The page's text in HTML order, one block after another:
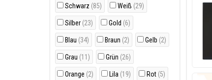
Schwarz (85) Weiß (29)
Silber (23) Gold (6)
Blau (34) Braun (2) Gelb (2)
Grau (11) Grün (26)
Orange (2) Lila (19) Rot (5)